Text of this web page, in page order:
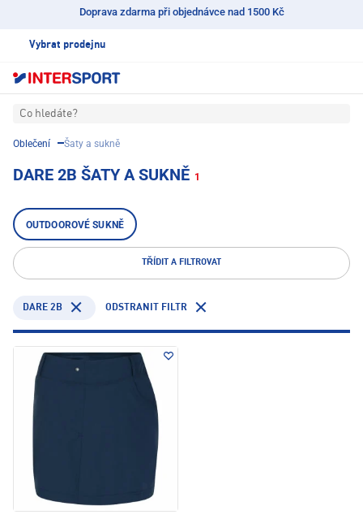
Doprava zdarma při objednávce nad 1500 Kč
Vybrat prodejnu
Co hledáte?
Oblečení Šaty a sukně
DARE 2B ŠATY A SUKNĚ 1
OUTDOOROVÉ SUKNĚ
TŘÍDIT A FILTROVAT
DARE 2B ODSTRANIT FILTR